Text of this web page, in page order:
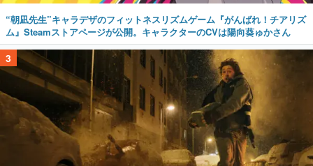
“朝凪先生”キャラデザのフィットネスリズムゲーム『がんばれ！チアリズ
ム』Steamストアページが公開。キャラクターのCVは陽向葵ゅかさん
3